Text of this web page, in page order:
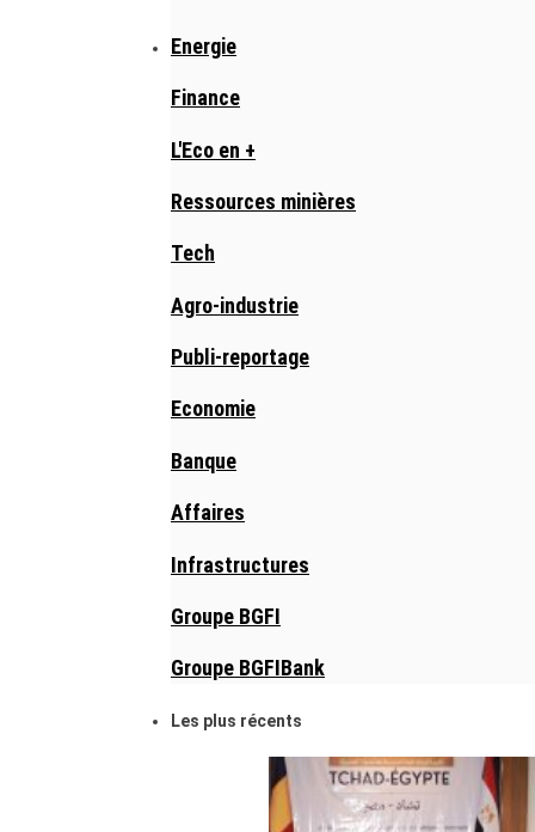
Energie
Finance
L'Eco en +
Ressources minières
Tech
Agro-industrie
Publi-reportage
Economie
Banque
Affaires
Infrastructures
Groupe BGFI
Groupe BGFIBank
Les plus récents